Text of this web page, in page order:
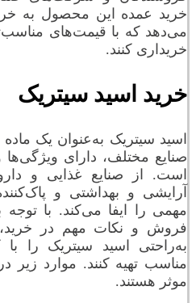
خرید عمده این محصول به
می‌دهد که با قیمت‌های
خریداری کنند.
خرید اسید سیتریک
اسید سیتریک به‌عنوان یک ماده
صنایع مختلف، دارای ویژگی‌ها
است. از صنایع غذایی و
آرایشی و بهداشتی و
مهمی را ایفا می‌کند. با
فروش و نکات مهم در خرید،
به‌راحتی اسید سیتریک را
مناسب تهیه کنند. موارد زیر
موثر هستند.